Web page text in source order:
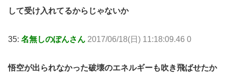
して受け入れてるからじゃないか
35: 名無しのぽんさん 2017/06/18(日) 11:18:09.46 0
悟空が出られなかった破壊のエネルギーも吹き飛ばせたか